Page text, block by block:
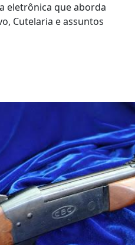
eletrônica que aborda
Cutelaria e assuntos